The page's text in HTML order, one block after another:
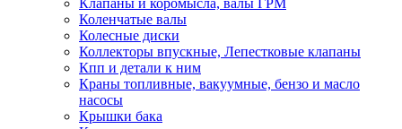
Коленчатые валы
Колесные диски
Коллекторы впускные, Лепестковые клапаны
Кпп и детали к ним
Краны топливные, вакуумные, бензо и масло
насосы
Крышки бака